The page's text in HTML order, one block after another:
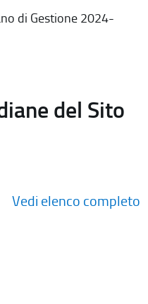
di Gestione 2024-
del Sito
Vedi elenco completo